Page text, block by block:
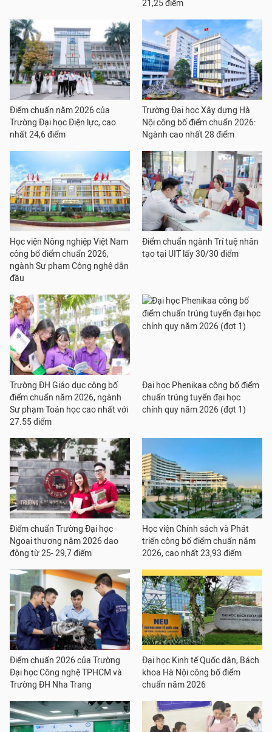
21,25 điểm
Điểm chuẩn năm 2026 của
Trường Đại học Điện lực, cao
nhất 24,6 điểm
Trường Đại học Xây dựng Hà
Nội công bố điểm chuẩn 2026:
Ngành cao nhất 28 điểm
Học viện Nông nghiệp Việt Nam
công bố điểm chuẩn 2026,
ngành Sư phạm Công nghệ dẫn
đầu
Điểm chuẩn ngành Trí tuệ nhân
tạo tại UIT lấy 30/30 điểm
Trường ĐH Giáo dục công bố
điểm chuẩn năm 2026, ngành
Sư phạm Toán học cao nhất với
27.55 điểm
Đại học Phenikaa công bố điểm
chuẩn trúng tuyển đại học
chính quy năm 2026 (đợt 1)
Điểm chuẩn Trường Đại học
Ngoại thương năm 2026 dao
động từ 25- 29,7 điểm
Học viện Chính sách và Phát
triển công bố điểm chuẩn năm
2026, cao nhất 23,93 điểm
Điểm chuẩn 2026 của Trường
Đại học Công nghệ TPHCM và
Trường ĐH Nha Trang
Đại học Kinh tế Quốc dân, Bách
khoa Hà Nội công bố điểm
chuẩn năm 2026